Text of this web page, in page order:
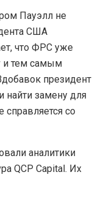
Пауэлл не
США
что ФРС уже
и тем самым
президент
найти замену для
справляется со
аналитики
QCP Capital. Их